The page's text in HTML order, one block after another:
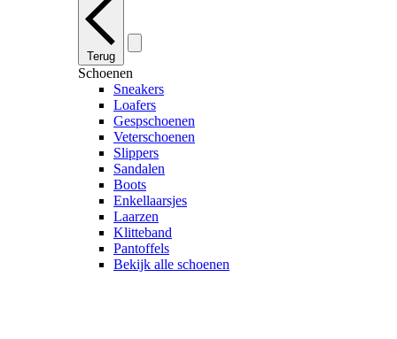
Terug
Schoenen
Sneakers
Loafers
Gespschoenen
Veterschoenen
Slippers
Sandalen
Boots
Enkellaarsjes
Laarzen
Klitteband
Pantoffels
Bekijk alle schoenen